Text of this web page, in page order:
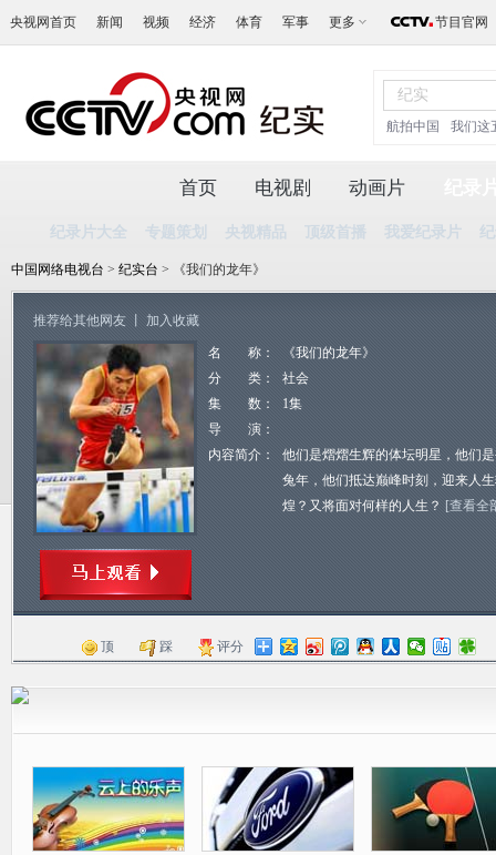
央视网首页 新闻 视频 经济 体育 军事 更多 节目官网
航拍中国 我们这
首页 电视剧 动画片
纪录片大全 专题策划 央视精品 顶级首播 我爱纪录片
中国网络电视台 > 纪实台 > 《我们的龙年》
推荐给其他网友 加入收藏
名 称：
《我们的龙年》
分 类：
社会
集 数：
1集
导 演：
内容简介：
他们是熠熠生辉的体坛明星，他们
兔年，他们抵达巅峰时刻，迎来人
煌？又将面对何样的人生？ [查看全
顶 踩 评分